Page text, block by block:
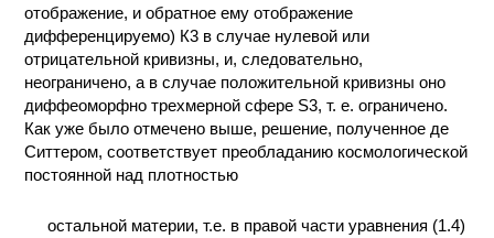
КОНТАКТЫ
отображение, и обратное ему отображение
дифференцируемо) К3 в случае нулевой или
отрицательной кривизны, и, следовательно,
неограничено, а в случае положительной кривизны оно
диффеоморфно трехмерной сфере S3, т. е. ограничено.
Как уже было отмечено выше, решение, полученное де
Ситтером, соответствует преобладанию космологической
постоянной над плотностью
остальной материи, т.е. в правой части уравнения (1.4)